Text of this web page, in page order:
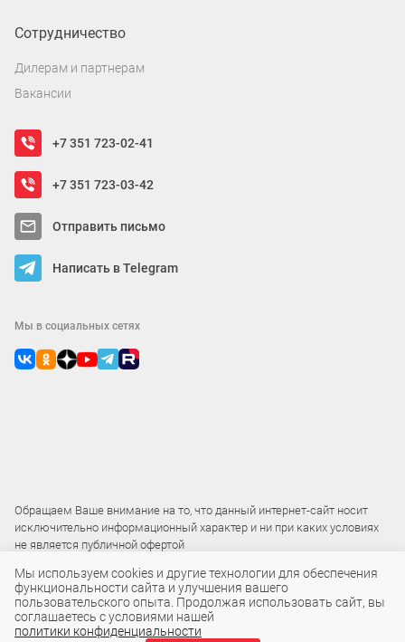
Сотрудничество
Дилерам и партнерам
Вакансии
+7 351 723-02-41
+7 351 723-03-42
Отправить письмо
Написать в Telegram
Мы в социальных сетях
Обращаем Ваше внимание на то, что данный интернет-сайт носит
исключительно информационный характер и ни при каких условиях
не является публичной офертой
2015 – 2026 © ООО «Локос»
Мы используем cookies и другие технологии для обеспечения
функциональности сайта и улучшения вашего
пользовательского опыта. Продолжая использовать сайт, вы
соглашаетесь с условиями нашей
политики конфиденциальности